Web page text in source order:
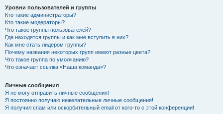
Уровни пользователей и группы
Кто такие администраторы?
Кто такие модераторы?
Что такое группы пользователей?
Где находятся группы и как мне вступить в них?
Как мне стать лидером группы?
Почему названия некоторых групп имеют разные цвета?
Что такое группа по умолчанию?
Что означает ссылка «Наша команда»?
Личные сообщения
Я не могу отправить личные сообщения!
Я постоянно получаю нежелательные личные сообщения!
Я получил спам или оскорбительный email от кого-то с этой конференции!